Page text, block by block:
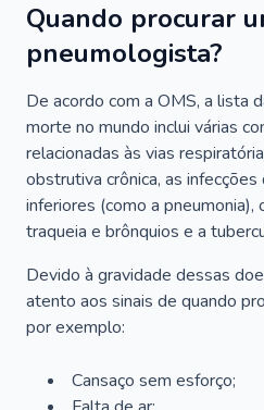
Quando procurar
pneumologista?
De acordo com a OMS, a lista
morte no mundo inclui várias
relacionadas às vias
obstrutiva crônica, as
inferiores (como a pneumonia),
traqueia e brônquios e a
Devido à gravidade dessas
atento aos sinais de quando
por exemplo:
Cansaço sem esforço;